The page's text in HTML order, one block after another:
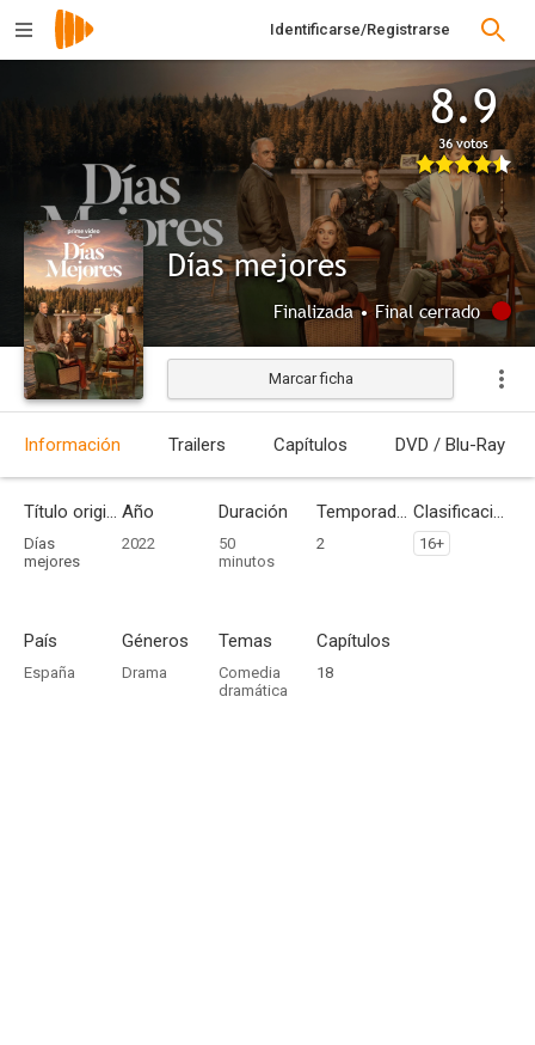
Identificarse/Registrarse
8.9
36 votos
Días mejores
Finalizada • Final cerrado
Marcar ficha
Información Trailers Capítulos DVD / Blu-Ray
Título original
Días
mejores
Año
2022
Duración
50
minutos
Temporadas
2
Clasificación por edades
16+
País
España
Géneros
Drama
Temas
Comedia
dramática
Capítulos
18